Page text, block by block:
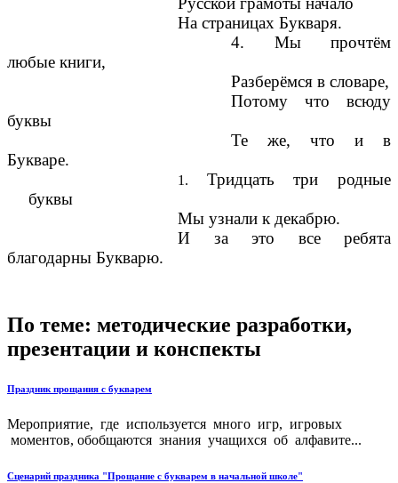
На страницах Букваря.
4. Мы прочтём
любые книги,
Разберёмся в словаре,
Потому что всюду
буквы
Те же, что и в
Букваре.
Тридцать три родные
буквы
Мы узнали к декабрю.
И за это все ребята
благодарны Букварю.
По теме: методические разработки,
презентации и конспекты
Праздник прощания с букварем
Мероприятие, где используется много игр, игровых
моментов, обобщаются знания учащихся об алфавите...
Сценарий праздника "Прощание с букварем в начальной школе"